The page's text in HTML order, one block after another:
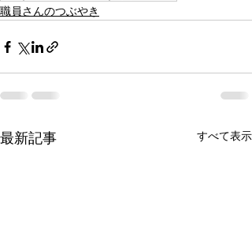
職員さんのつぶやき
最新記事 すべて表示